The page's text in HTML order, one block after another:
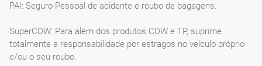
PAI: Seguro Pessoal de acidente e roubo de bagagens.
SuperCDW: Para além dos produtos CDW e TP, suprime
totalmente a responsabilidade por estragos no veículo próprio
e/ou o seu roubo.